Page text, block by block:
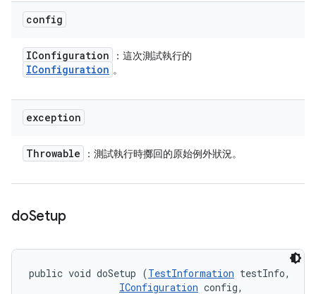
config
IConfiguration ：這次測試執行的
IConfiguration 。
exception
Throwable ：測試執行時擲回的原始例外狀況。
doSetup
public void doSetup (TestInformation testInfo,
IConfiguration config,